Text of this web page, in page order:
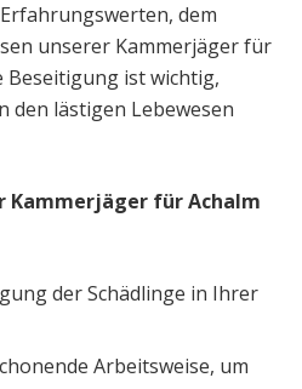
dem
unserer Kammerjäger für
Beseitigung ist wichtig,
den lästigen Lebewesen
Kammerjäger für Achalm
der Schädlinge in Ihrer
Arbeitsweise, um